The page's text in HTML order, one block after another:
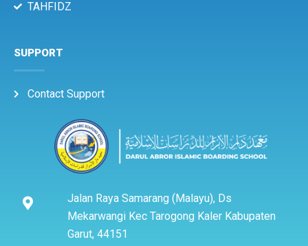
TAHFIDZ
SUPPORT
Contact Support
Jalan Raya Samarang (Malayu), Ds
Mekarwangi Kec Tarogong Kaler Kabupaten
Garut, 44151